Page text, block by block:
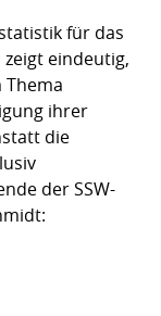
für das
zeigt eindeutig,
Thema
ihrer
die
der SSW-